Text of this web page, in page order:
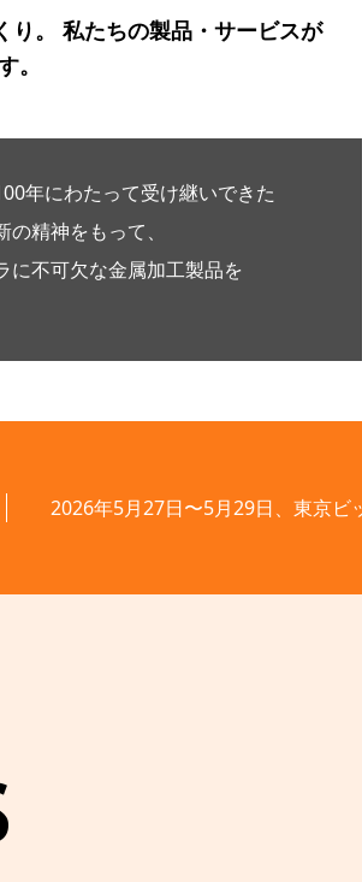
。
私たちの製品・サービスが
。
年にわたって受け継いできた
精神をもって、
に不可欠な金属加工製品を
2026年5月27日〜5月29日、東京ビ